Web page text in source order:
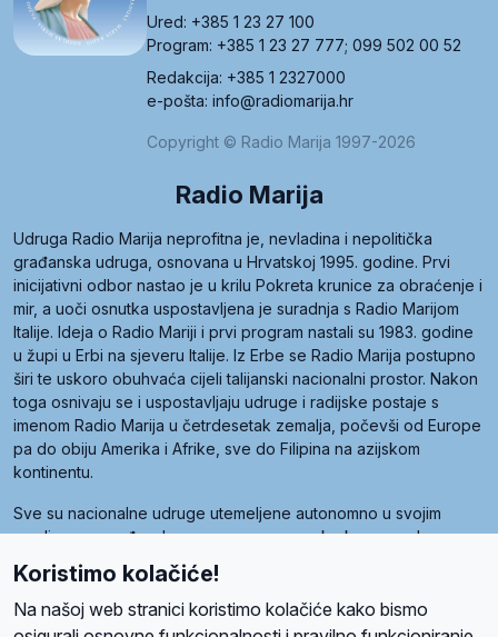
Ured: +385 1 23 27 100
Program: +385 1 23 27 777; 099 502 00 52
Redakcija: +385 1 2327000
e-pošta: info@radiomarija.hr
Copyright © Radio Marija 1997-2026
Radio Marija
Udruga Radio Marija neprofitna je, nevladina i nepolitička
građanska udruga, osnovana u Hrvatskoj 1995. godine. Prvi
inicijativni odbor nastao je u krilu Pokreta krunice za obraćenje i
mir, a uoči osnutka uspostavljena je suradnja s Radio Marijom
Italije. Ideja o Radio Mariji i prvi program nastali su 1983. godine
u župi u Erbi na sjeveru Italije. Iz Erbe se Radio Marija postupno
širi te uskoro obuhvaća cijeli talijanski nacionalni prostor. Nakon
toga osnivaju se i uspostavljaju udruge i radijske postaje s
imenom Radio Marija u četrdesetak zemalja, počevši od Europe
pa do obiju Amerika i Afrike, sve do Filipina na azijskom
kontinentu.
Sve su nacionalne udruge utemeljene autonomno u svojim
zemljama, a međusobna su povezane preko krovne udruge
pod nazivom Svjetska obitelj Radio Marije (World Family of
Radio Maria). Svjetsku obitelj utemeljilo je sedam članica, među
kojima je i hrvatska Udruga Radio Marija.
Koristimo kolačiće!
Na našoj web stranici koristimo kolačiće kako bismo